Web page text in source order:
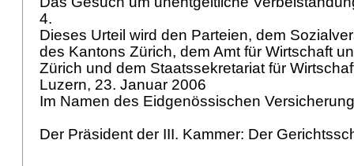
4.
Dieses Urteil wird den Parteien, dem
des Kantons Zürich, dem Amt für Wirtschaft
Zürich und dem Staatssekretariat für
Luzern, 23. Januar 2006
Im Namen des Eidgenössischen
Der Präsident der III. Kammer: Der